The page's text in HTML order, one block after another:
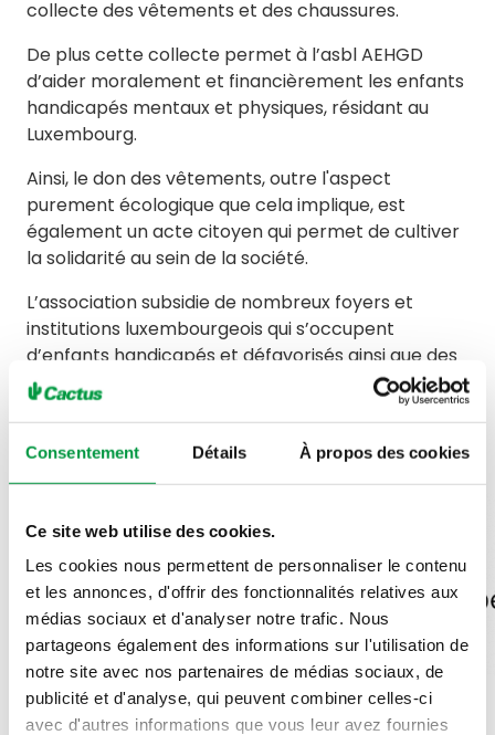
Consentement Détails À propos des cookies
Ce site web utilise des cookies.
Les cookies nous permettent de personnaliser le contenu
et les annonces, d'offrir des fonctionnalités relatives aux
médias sociaux et d'analyser notre trafic. Nous
partageons également des informations sur l'utilisation de
notre site avec nos partenaires de médias sociaux, de
publicité et d'analyse, qui peuvent combiner celles-ci
avec d'autres informations que vous leur avez fournies
collecte des vêtements et des chaussures.
De plus cette collecte permet à l’asbl AEHGD
d’aider moralement et financièrement les enfants
handicapés mentaux et physiques, résidant au
Luxembourg.
Ainsi, le don des vêtements, outre l'aspect
purement écologique que cela implique, est
également un acte citoyen qui permet de cultiver
la solidarité au sein de la société.
L’association subsidie de nombreux foyers et
institutions luxembourgeois qui s’occupent
d’enfants handicapés et défavorisés ainsi que des
familles démunies qui ont un enfant handicapé. Par
exemple en organisant des excursions
thérapeutiques à la mer avec un encadrement
adapté.